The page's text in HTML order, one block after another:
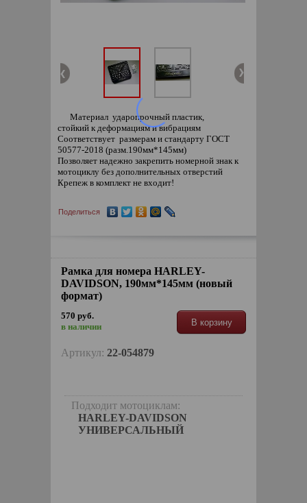
Материал ударопрочный пластик,
стойкий к деформациям и вибрациям
Соответствует размерам и стандарту ГОСТ
50577-2018 (разм.190мм*145мм)
Позволяет надежно закрепить номерной знак к
мотоциклу без дополнительных отверстий
Крепеж в комплект не входит!
Поделиться
Рамка для номера HARLEY-
DAVIDSON, 190мм*145мм (новый
формат)
570 руб.
в наличии
В корзину
Артикул: 22-054879
Подходит мотоциклам:
HARLEY-DAVIDSON
УНИВЕРСАЛЬНЫЙ